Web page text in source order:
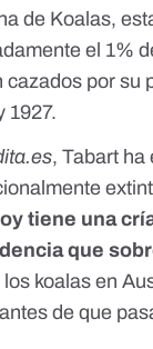
de Koalas,
el 1%
cazados por su
1927.
, Tabart ha
tiene una
que
koalas en
de que